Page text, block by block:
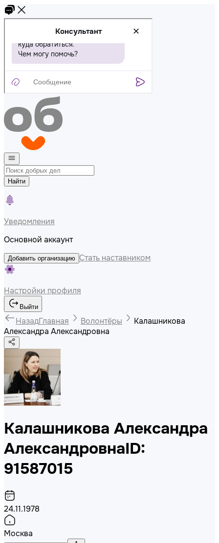
Найти
Уведомления
Основной аккаунт
Добавить организацию Стать наставником
Настройки профиля
Выйти
НазадГлавная Волонтёры
Калашникова
Александра Александровна
Калашникова Александра
АлександровнаID:
91587015
24.11.1978
Москва